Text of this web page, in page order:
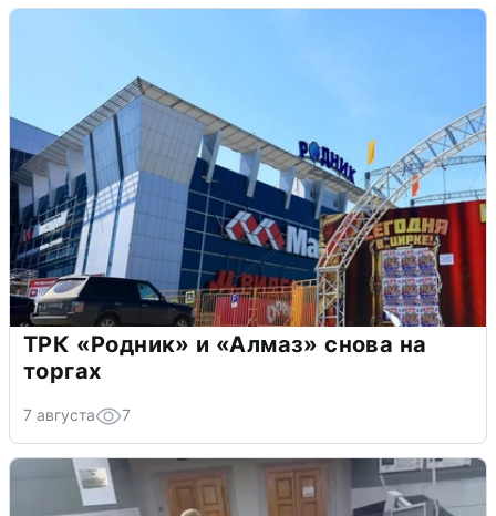
ТРК «Родник» и «Алмаз» снова на
торгах
7 августа 7